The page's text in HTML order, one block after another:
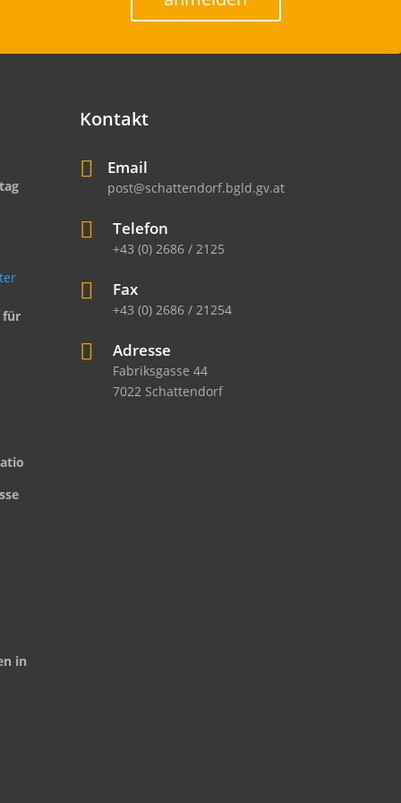
für
in
Kontakt
 Email
post@schattendorf.bgld.gv.at
 Telefon
+43 (0) 2686 / 2125
 Fax
+43 (0) 2686 / 21254
 Adresse
Fabriksgasse 44
7022 Schattendorf